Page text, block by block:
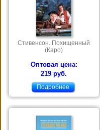
Стивенсон. Похищенный
(Каро)
Оптовая цена:
219 руб.
Подробнее